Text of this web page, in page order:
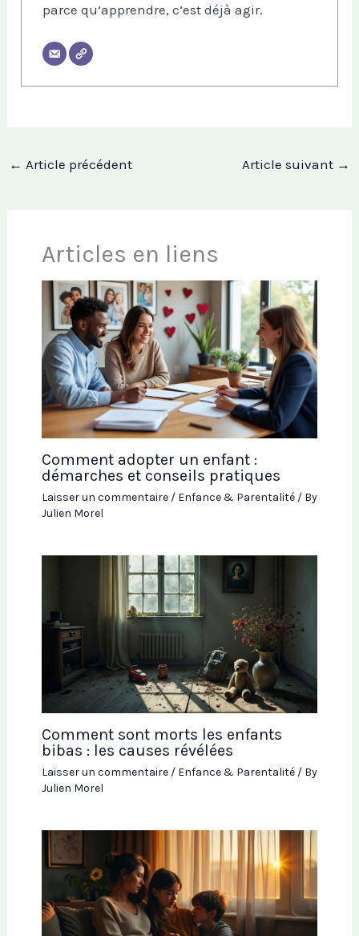
parce qu’apprendre, c’est déjà agir.
← Article précédent Article suivant →
Articles en liens
Comment adopter un enfant :
démarches et conseils pratiques
Laisser un commentaire / Enfance & Parentalité/ By
Julien Morel
Comment sont morts les enfants
bibas : les causes révélées
Laisser un commentaire / Enfance & Parentalité/ By
Julien Morel